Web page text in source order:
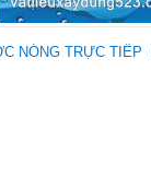
NÓNG TRỰC